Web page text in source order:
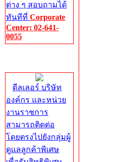
ต่าง ๆ สอบถามได้
ทันทีที่ Corporate
Center: 02-641-
0055
ดีลเลอร์ บริษัท
องค์กร และหน่วย
งานราชการ
สามารถติดต่อ
โดยตรงไปยังกลุ่มผู้
ดูแลลูกค้าพิเศษ